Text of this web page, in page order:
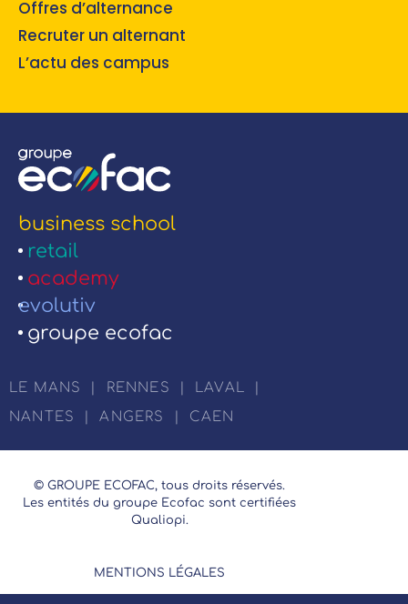
Offres d’alternance
Recruter un alternant
L’actu des campus
business school
retail
academy
evolutiv
groupe ecofac
LE MANS RENNES LAVAL
NANTES
ANGERS CAEN
© GROUPE ECOFAC, tous droits réservés.
Les entités du groupe Ecofac sont certifiées
Qualiopi.
MENTIONS LÉGALES